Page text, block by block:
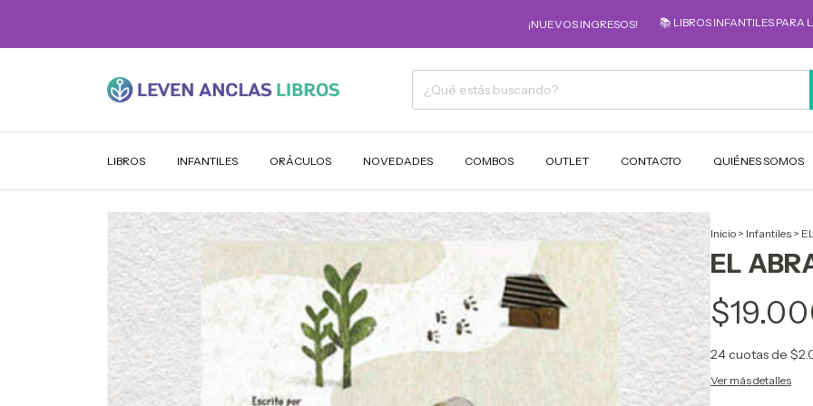
¡NUEVOS INGRESOS! 📚 LIBROS INFANTILES PARA LOS MÁS
LIBROS INFANTILES ORÁCULOS NOVEDADES COMBOS OUTLET CONTACTO QUIÉNES SOMOS
Inicio > Infantiles >
EL
24cuotas de
Ver más detalles